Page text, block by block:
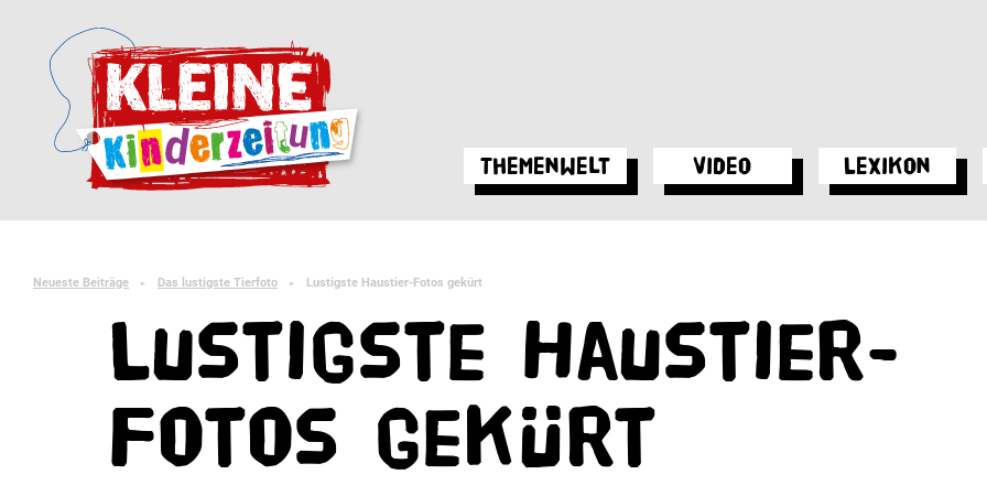
Themenwelt Video Lexikon
Neueste Beiträge ► Das lustigste Tierfoto ► Lustigste Haustier-Fotos gekürt
Lustigste Haustier-
Fotos gekürt